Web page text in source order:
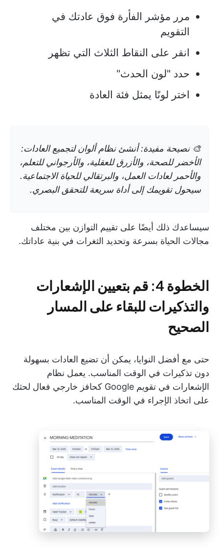
مرر مؤشر الفأرة فوق عادتك في
التقويم
انقر على النقاط الثلاث التي تظهر
حدد "لون الحدث"
اختر لونًا يمثل فئة العادة
🎨 نصيحة مفيدة: أنشئ نظام ألوان لتجميع العادات:
الأخضر للصحة، والأزرق للعقلية، والأرجواني للتعلم،
والأحمر لعادات العمل، والبرتقالي للحياة الاجتماعية.
سيحول تقويمك إلى أداة سريعة للتحقق البصري.
سيساعدك ذلك أيضًا على تقييم التوازن بين مختلف
مجالات الحياة بسرعة وتحديد الثغرات في بنية عاداتك.
الخطوة 4: قم بتعيين الإشعارات
والتذكيرات للبقاء على المسار
الصحيح
حتى مع أفضل النوايا، يمكن أن تضيع العادات بسهولة
دون تذكيرات في الوقت المناسب. يعمل نظام
الإشعارات في تقويم Google كحافز خارجي فعال لحثك
على اتخاذ الإجراء في الوقت المناسب.